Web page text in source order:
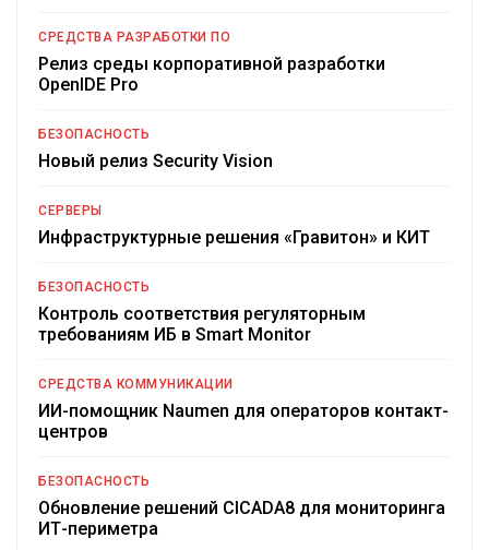
СРЕДСТВА РАЗРАБОТКИ ПО
Релиз среды корпоративной разработки
OpenIDE Pro
БЕЗОПАСНОСТЬ
Новый релиз Security Vision
СЕРВЕРЫ
Инфраструктурные решения «Гравитон» и КИТ
БЕЗОПАСНОСТЬ
Контроль соответствия регуляторным
требованиям ИБ в Smart Monitor
СРЕДСТВА КОММУНИКАЦИИ
ИИ-помощник Naumen для операторов контакт-
центров
БЕЗОПАСНОСТЬ
Обновление решений CICADA8 для мониторинга
ИТ-периметра